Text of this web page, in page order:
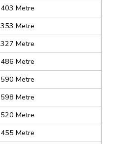
403 Metre
353 Metre
327 Metre
486 Metre
590 Metre
598 Metre
520 Metre
455 Metre